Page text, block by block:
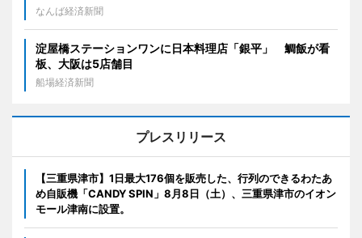
なんば経済新聞
淀屋橋ステーションワンに日本料理店「銀平」 鯛飯が看
板、大阪は5店舗目
船場経済新聞
プレスリリース
【三重県津市】1日最大176個を販売した、行列のできるわたあ
め自販機「CANDY SPIN」8月8日（土）、三重県津市のイオン
モール津南に設置。